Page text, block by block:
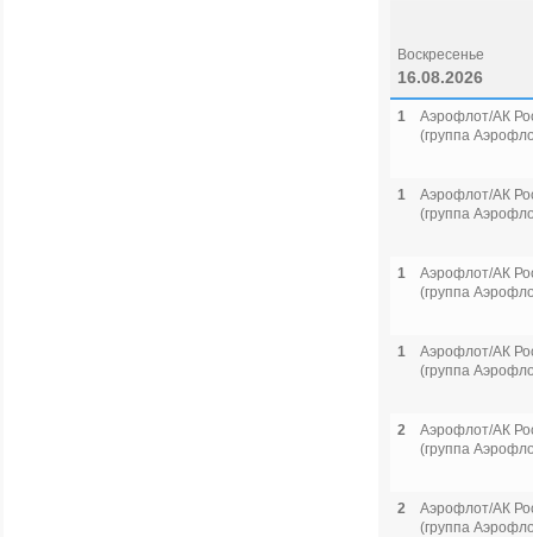
Воскресенье
16.08.2026
1
Аэрофлот/АК
(группа
1
Аэрофлот/АК
(группа
1
Аэрофлот/АК
(группа
1
Аэрофлот/АК
(группа
2
Аэрофлот/АК
(группа
2
Аэрофлот/АК
(группа